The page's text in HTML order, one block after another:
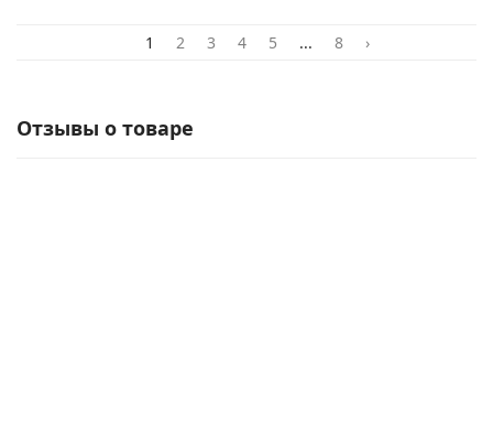
1 2 3 4 5 ... 8 ›
Отзывы о товаре